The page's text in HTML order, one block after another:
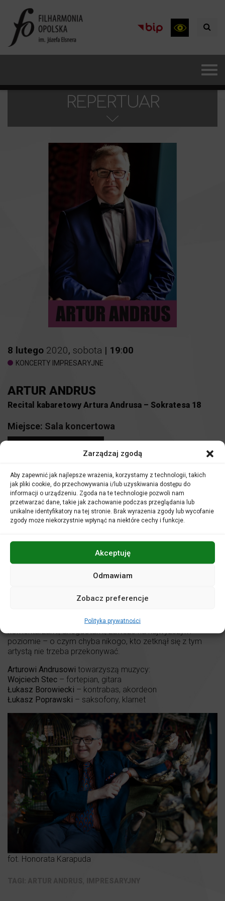
Zarządzaj zgodą
Aby zapewnić jak najlepsze wrażenia, korzystamy z technologii, takich
jak pliki cookie, do przechowywania i/lub uzyskiwania dostępu do
informacji o urządzeniu. Zgoda na te technologie pozwoli nam
przetwarzać dane, takie jak zachowanie podczas przeglądania lub
unikalne identyfikatory na tej stronie. Brak wyrażenia zgody lub wycofanie
zgody może niekorzystnie wpłynąć na niektóre cechy i funkcje.
Akceptuję
Odmawiam
Zobacz preferencje
Polityka prywatności
REPERTUAR
8 lutego 2020, sobota | 19:00
KONCERTY IMPRESARYJNE
ARTUR ANDRUS
Recital kabaretowy Artura Andrusa – Sokratesa 18
Miejsce: Sala koncertowa
Bilety80 zł
Zapraszamy na Recital Kabaretowy Artura Andrusa, w
którym usłyszymy znane, lubiane, wciąż przez publiczność
przebojami piosenki kabaretowej. Pojawią się także nowe,
pochodzące z premierowego Albumu pt.
podróżach – dalekich i bliskich. O miejscach. Takich, w
i takich, w których go nie było, bo niektóre nawet nie
zauważonych, zasłyszanych i zmyślonych. Trochę
Piosenki będą przeplatane wierszami, humorystycznymi
komentarzami, anegdotami, zawsze na najwyższym
poziomie – o czym chyba nikogo, kto zetknął się z tym
artystą nie trzeba przekonywać.
Arturowi Andrusowi towarzyszą muzycy:
Wojciech Stec – fortepian, gitara
Łukasz Borowiecki – kontrabas, akordeon
Łukasz Poprawski – saksofony, klarnet
fot. Honorata Karapuda